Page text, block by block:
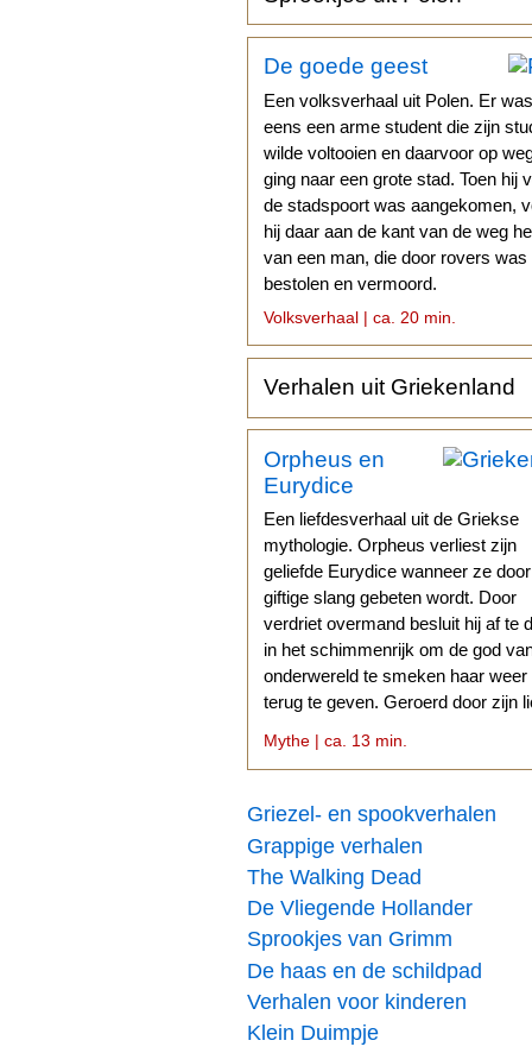
De goede geest
Een volksverhaal uit Polen. Er was
eens een arme student die zijn
wilde voltooien en daarvoor op
ging naar een grote stad. Toen hij
de stadspoort was aangekomen,
hij daar aan de kant van de weg
van een man, die door rovers was
bestolen en vermoord.
Volksverhaal | ca. 20 min.
Verhalen uit Griekenland
Orpheus en
Eurydice
Een liefdesverhaal uit de Griekse
mythologie. Orpheus verliest zijn
geliefde Eurydice wanneer ze
giftige slang gebeten wordt. Door
verdriet overmand besluit hij af te
in het schimmenrijk om de god
onderwereld te smeken haar weer
terug te geven. Geroerd door zijn
Mythe | ca. 13 min.
Griezel- en spookverhalen
Grappige verhalen
The Walking Dead
De Vliegende Hollander
Sprookjes van Grimm
De haas en de schildpad
Verhalen voor kinderen
Klein Duimpje